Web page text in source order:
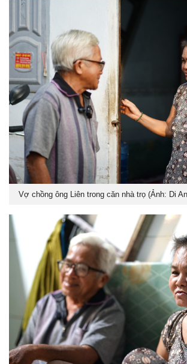
Vợ chồng ông Liên trong căn nhà trọ (Ảnh: Di